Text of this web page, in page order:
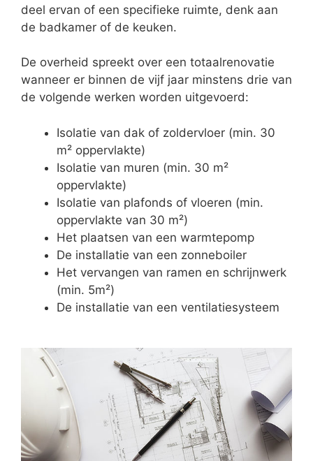
deel ervan of een specifieke ruimte, denk aan
de badkamer of de keuken.
De overheid spreekt over een totaalrenovatie
wanneer er binnen de vijf jaar minstens drie van
de volgende werken worden uitgevoerd:
Isolatie van dak of zoldervloer (min. 30
m² oppervlakte)
Isolatie van muren (min. 30 m²
oppervlakte)
Isolatie van plafonds of vloeren (min.
oppervlakte van 30 m²)
Het plaatsen van een warmtepomp
De installatie van een zonneboiler
Het vervangen van ramen en schrijnwerk
(min. 5m²)
De installatie van een ventilatiesysteem